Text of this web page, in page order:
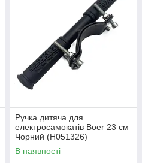
Ручка дитяча для
електросамокатів Boer 23 см
Чорний (H051326)
В наявності